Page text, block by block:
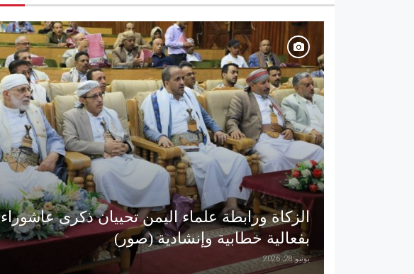
الزكاة ورابطة علماء اليمن تحييان ذكرى عاشوراء
بفعالية خطابية وإنشادية (صور)
يونيو 28, 2026